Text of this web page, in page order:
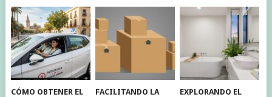
CÓMO OBTENER EL FACILITANDO LA EXPLORANDO EL